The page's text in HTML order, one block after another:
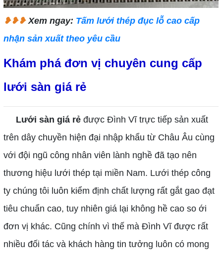
❥❥❥Xem ngay: Tấm lưới thép đục lỗ cao cấp
nhận sản xuất theo yêu cầu
Khám phá đơn vị chuyên cung cấp
lưới sàn giá rẻ
Lưới sàn giá rẻđược Đình Vĩ trực tiếp sản xuất
trên dây chuyền hiện đại nhập khẩu từ Châu Âu cùng
với đội ngũ công nhân viên lành nghề đã tạo nên
thương hiệu lưới thép tại miền Nam. Lưới thép công
ty chúng tôi luôn kiểm định chất lượng rất gắt gao đạt
tiêu chuẩn cao, tuy nhiên giá lại không hề cao so ới
đơn vị khác. Cũng chính vì thế mà Đình Vĩ được rất
nhiều đối tác và khách hàng tin tưởng luôn có mong